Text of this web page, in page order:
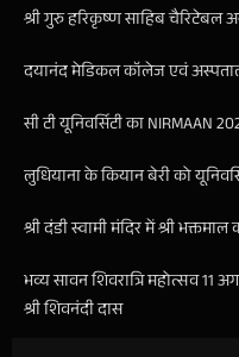
श्री गुरु हरिकृष्ण साहिब चैरिटेबल
दयानंद मेडिकल कॉलेज एवं
सी टी यूनिवर्सिटी का NIRMAAN
लुधियाना के कियान बेरी को
श्री दंडी स्वामी मंदिर में श्री
भव्य सावन शिवरात्रि महोत्सव
श्री शिवनंदी दास